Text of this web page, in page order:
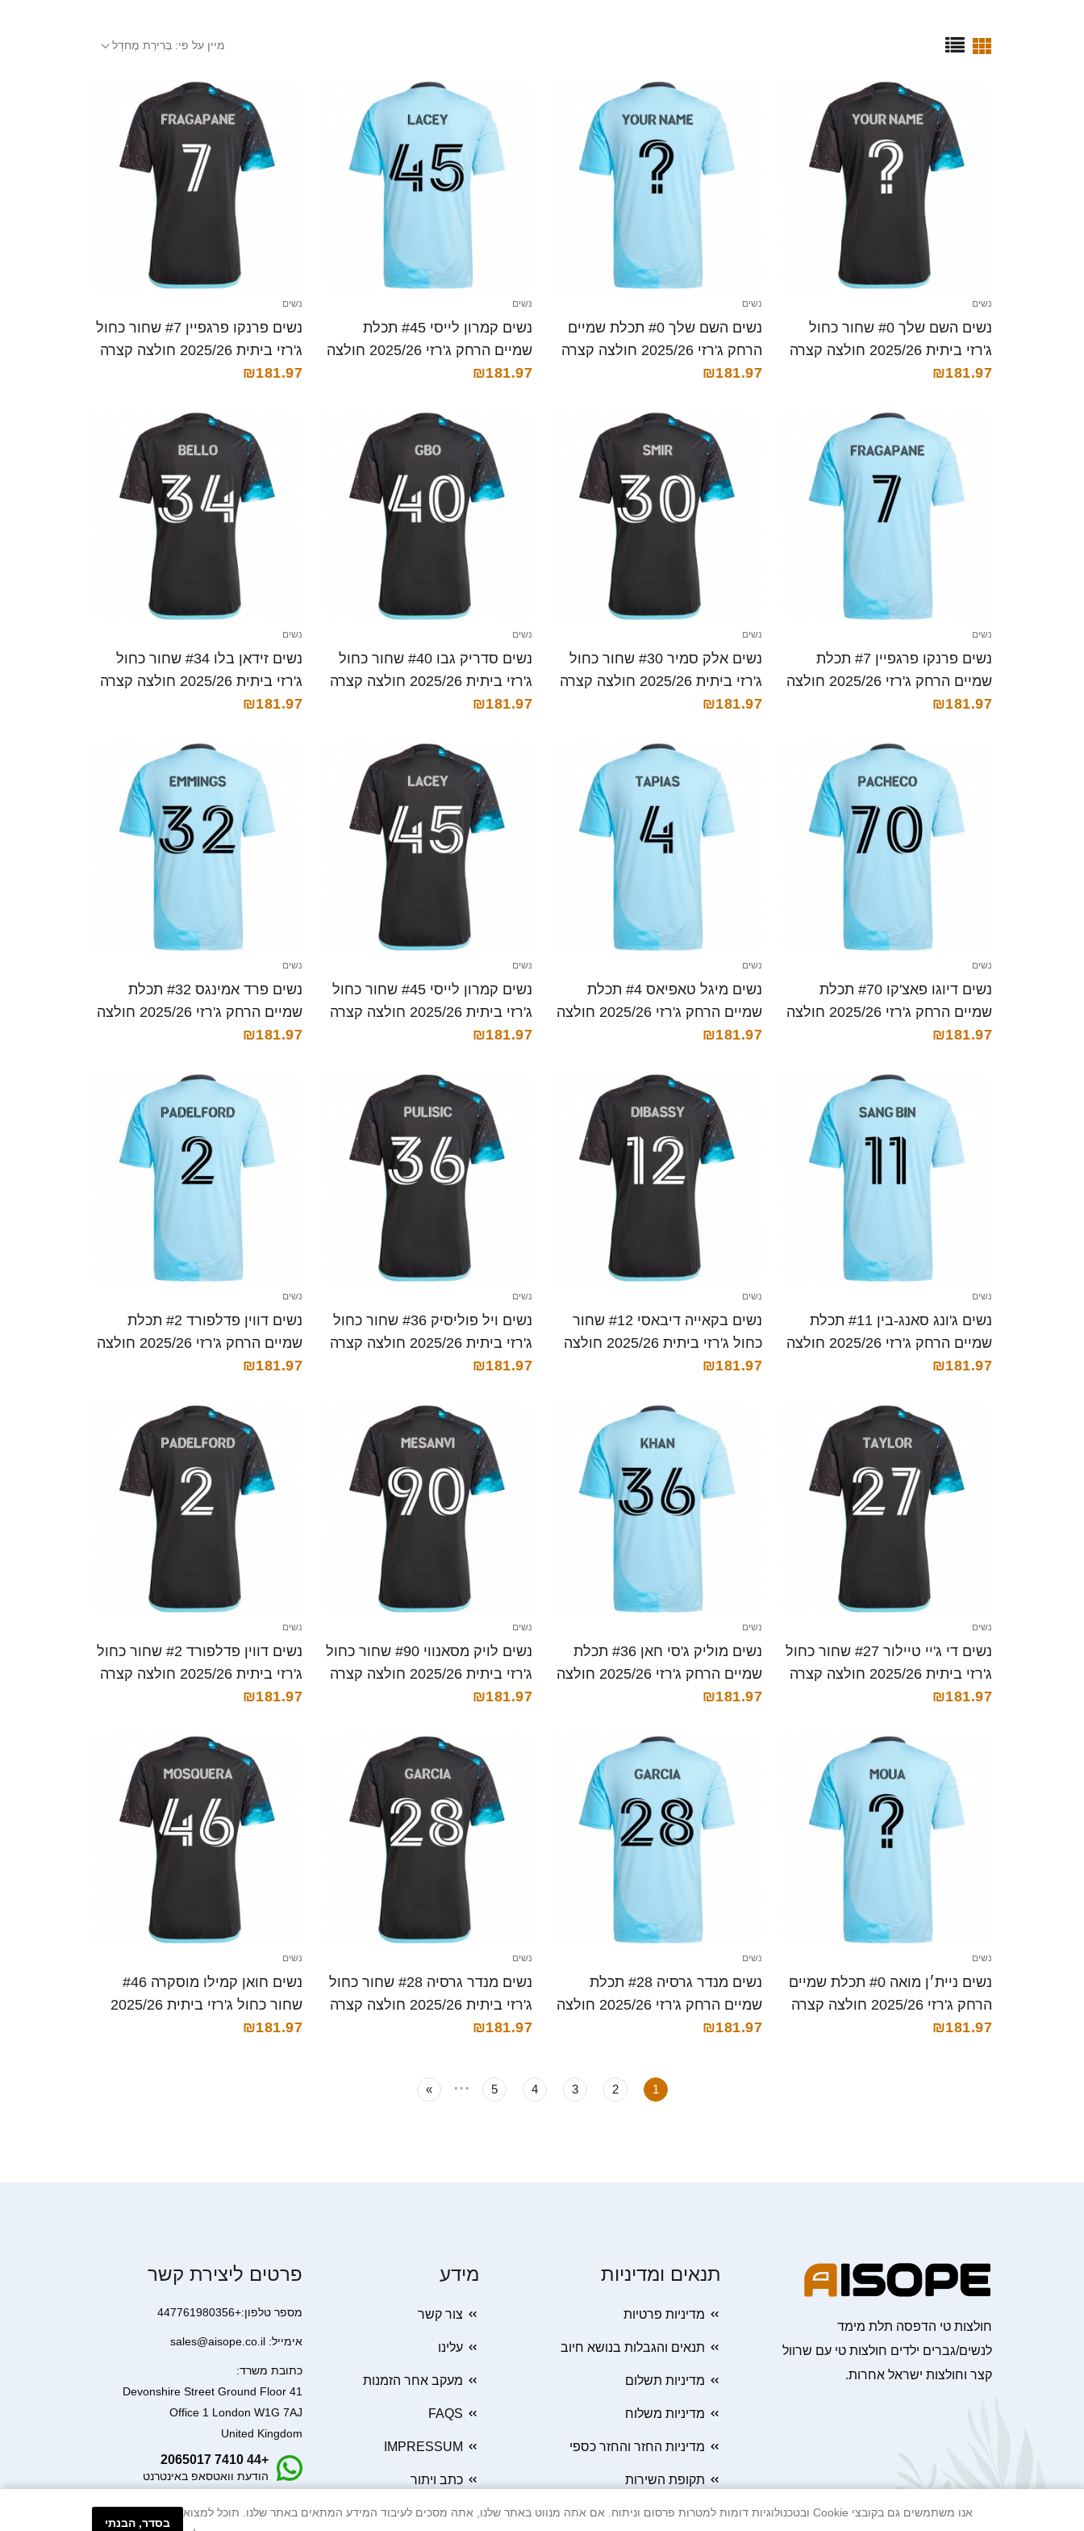
מיין על פי: בְּרִירַת מֶחדָל
נשים
נשים השם שלך #0 שחור כחול
ג'רזי ביתית 2025/26 חולצה קצרה
₪181.97
נשים
נשים השם שלך #0 תכלת שמיים
הרחק ג'רזי 2025/26 חולצה קצרה
₪181.97
נשים
נשים קמרון לייסי #45 תכלת
שמיים הרחק ג'רזי 2025/26 חולצה
קצרה
₪181.97
נשים
נשים פרנקו פרגפיין #7 שחור כחול
ג'רזי ביתית 2025/26 חולצה קצרה
₪181.97
נשים
נשים פרנקו פרגפיין #7 תכלת
שמיים הרחק ג'רזי 2025/26 חולצה
קצרה
₪181.97
נשים
נשים אלק סמיר #30 שחור כחול
ג'רזי ביתית 2025/26 חולצה קצרה
₪181.97
נשים
נשים סדריק גבו #40 שחור כחול
ג'רזי ביתית 2025/26 חולצה קצרה
₪181.97
נשים
נשים זידאן בלו #34 שחור כחול
ג'רזי ביתית 2025/26 חולצה קצרה
₪181.97
נשים
נשים דיוגו פאצ'קו #70 תכלת
שמיים הרחק ג'רזי 2025/26 חולצה
קצרה
₪181.97
נשים
נשים מיגל טאפיאס #4 תכלת
שמיים הרחק ג'רזי 2025/26 חולצה
קצרה
₪181.97
נשים
נשים קמרון לייסי #45 שחור כחול
ג'רזי ביתית 2025/26 חולצה קצרה
₪181.97
נשים
נשים פרד אמינגס #32 תכלת
שמיים הרחק ג'רזי 2025/26 חולצה
קצרה
₪181.97
נשים
נשים ג'ונג סאנג-בין #11 תכלת
שמיים הרחק ג'רזי 2025/26 חולצה
קצרה
₪181.97
נשים
נשים בקאייה דיבאסי #12 שחור
כחול ג'רזי ביתית 2025/26 חולצה
קצרה
₪181.97
נשים
נשים ויל פוליסיק #36 שחור כחול
ג'רזי ביתית 2025/26 חולצה קצרה
₪181.97
נשים
נשים דווין פדלפורד #2 תכלת
שמיים הרחק ג'רזי 2025/26 חולצה
קצרה
₪181.97
נשים
נשים די ג'יי טיילור #27 שחור כחול
ג'רזי ביתית 2025/26 חולצה קצרה
₪181.97
נשים
נשים מוליק ג'סי חאן #36 תכלת
שמיים הרחק ג'רזי 2025/26 חולצה
קצרה
₪181.97
נשים
נשים לויק מסאנווי #90 שחור כחול
ג'רזי ביתית 2025/26 חולצה קצרה
₪181.97
נשים
נשים דווין פדלפורד #2 שחור כחול
ג'רזי ביתית 2025/26 חולצה קצרה
₪181.97
נשים
נשים ניית׳ן מואה #0 תכלת שמיים
הרחק ג'רזי 2025/26 חולצה קצרה
₪181.97
נשים
נשים מנדר גרסיה #28 תכלת
שמיים הרחק ג'רזי 2025/26 חולצה
קצרה
₪181.97
נשים
נשים מנדר גרסיה #28 שחור כחול
ג'רזי ביתית 2025/26 חולצה קצרה
₪181.97
נשים
נשים חואן קמילו מוסקרה #46
שחור כחול ג'רזי ביתית 2025/26
חולצה קצרה
₪181.97
1
2
3
4
5
...
»
חולצות טי הדפסה תלת מימד
לנשים/גברים ילדים חולצות טי עם שרוול
קצר וחולצות ישראל אחרות.
תנאים ומדיניות
מדיניות פרטיות
תנאים והגבלות בנושא חיוב
מדיניות תשלום
מדיניות משלוח
מדיניות החזר והחזר כספי
תקופת השירות
מידע
צור קשר
עלינו
מעקב אחר הזמנות
FAQS
IMPRESSUM
כתב ויתור
פרטים ליצירת קשר
מספר טלפון:+447761980356
אימייל: sales@aisope.co.il
כתובת משרד:
41 Devonshire Street Ground Floor
Office 1 London W1G 7AJ
United Kingdom
+44 7410 2065017
הודעת וואטסאפ באינטרנט
אנו משתמשים גם בקובצי Cookie ובטכנולוגיות דומות למטרות פרסום וניתוח. אם אתה מנווט באתר שלנו, אתה מסכים לעיבוד המידע המתאים באתר שלנו. תוכל למצוא
בסדר, הבנתי